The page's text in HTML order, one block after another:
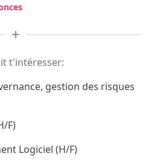
t'intéresser:
gestion des risques
F)
Logiciel (H/F)